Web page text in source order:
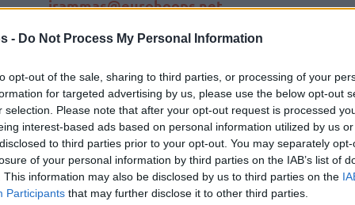
- Do Not Process My Personal Information
opt-out of the sale, sharing to third parties, or processing of your
for targeted advertising by us, please use the below opt-out
selection. Please note that after your opt-out request is processed
interest-based ads based on personal information utilized by us
to third parties prior to your opt-out. You may separately
of your personal information by third parties on the IAB’s list of
This information may also be disclosed by us to third parties on the
Participants that may further disclose it to other third parties.
irammas@eurohoops.net
Εδώ οΒασίλιε Μίτσιτς, εκεί ο
Βασίλιε Μίτσιτς. Ο 31χρονος Σέρβος
πόιντ γκαρντ έγινεξανά ανταλλαγή .
Έχοντας μόλις επιστρέψει από τους
Σανς(2025) στουςΧόρνετς(2024-25),
η ομάδα τηςΣάρλοττον έστειλε στο